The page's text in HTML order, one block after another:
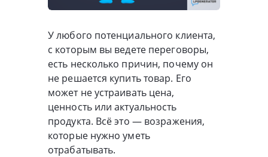
У любого потенциального клиента,
с которым вы ведете переговоры,
есть несколько причин, почему он
не решается купить товар. Его
может не устраивать цена,
ценность или актуальность
продукта. Всё это — возражения,
которые нужно уметь
отрабатывать.